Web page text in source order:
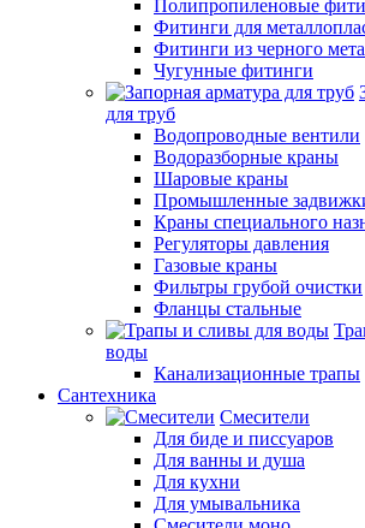
Полипропиленовые
Фитинги для
Фитинги из черного
Чугунные фитинги
для труб
Водопроводные вентили
Водоразборные краны
Шаровые краны
Промышленные
Краны специального
Регуляторы давления
Газовые краны
Фильтры грубой очистки
Фланцы стальные
воды
Канализационные трапы
Сантехника
Смесители
Для биде и писсуаров
Для ванны и душа
Для кухни
Для умывальника